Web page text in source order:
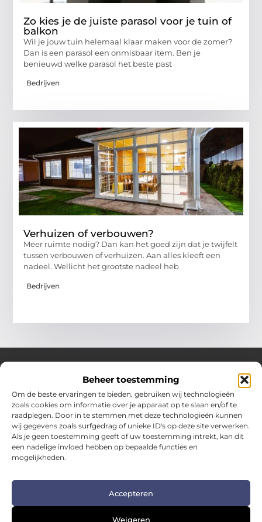
Beheer toestemming
Om de beste ervaringen te bieden, gebruiken wij technologieën
zoals cookies om informatie over je apparaat op te slaan en/of te
raadplegen. Door in te stemmen met deze technologieën kunnen
wij gegevens zoals surfgedrag of unieke ID's op deze site verwerken.
Als je geen toestemming geeft of uw toestemming intrekt, kan dit
een nadelige invloed hebben op bepaalde functies en
mogelijkheden.
Accepteren
Weigeren
Zo kies je de juiste parasol voor je tuin of
balkon
Wil je jouw tuin helemaal klaar maken voor de zomer?
Dan is een parasol een onmisbaar item. Ben je
benieuwd welke parasol het beste past
Bedrijven
Verhuizen of verbouwen?
Meer ruimte nodig? Dan kan het goed zijn dat je twijfelt
tussen verbouwen of verhuizen. Aan alles kleeft een
nadeel. Wellicht het grootste nadeel heb
Bedrijven
Over Hotspotmagazine
Jouw bron voor inspiratie en handige tips voor het
dagelijks leven.
Verken een uitgebreide selectie blogs en artikelen
boordevol praktische adviezen en verrassende inzichten
om het beste uit elke dag te halen.